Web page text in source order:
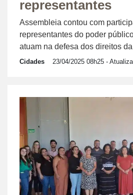
representantes
Assembleia contou com
representantes do poder
atuam na defesa dos direitos
Cidades 23/04/2025 08h25 -